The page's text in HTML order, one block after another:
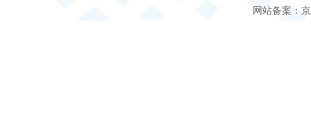
网站备案：